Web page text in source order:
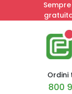
Ordini
800